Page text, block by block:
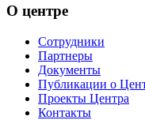
О центре
Сотрудники
Партнеры
Документы
Публикации о
Проекты Центра
Контакты